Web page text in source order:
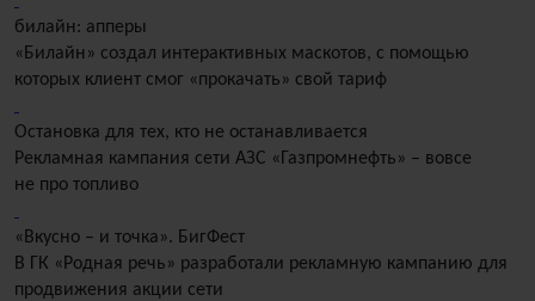
билайн: апперы
«Билайн» создал интерактивных маскотов, с помощью
которых клиент смог «прокачать» свой тариф
Остановка для тех, кто не останавливается
Рекламная кампания сети АЗС «Газпромнефть» – вовсе
не про топливо
«Вкусно – и точка». БигФест
В ГК «Родная речь» разработали рекламную кампанию для
продвижения акции сети